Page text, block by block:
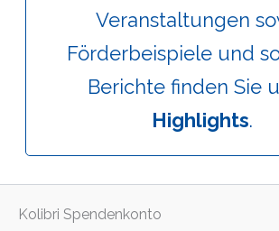
Veranstaltungen
Förderbeispiele und
Berichte finden Sie
Highlights.
Kolibri Spendenkonto